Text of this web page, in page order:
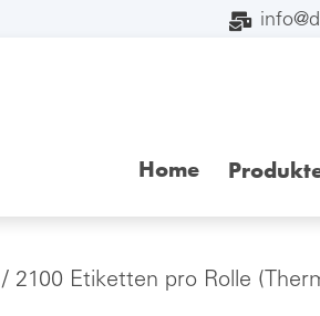
Home
/ 2100 Etiketten pro Rolle